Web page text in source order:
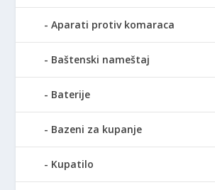
Aparati protiv komaraca
Baštenski nameštaj
Baterije
Bazeni za kupanje
Kupatilo